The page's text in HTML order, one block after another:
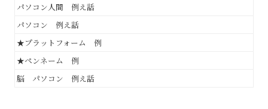
パソコン人間 例え話
パソコン 例え話
★プラットフォーム 例
★ペンネーム 例
脳 パソコン 例え話